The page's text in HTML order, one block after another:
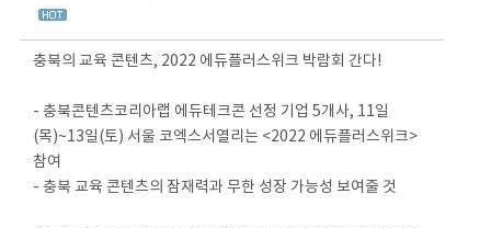
충북의 교육 콘텐츠, 2022 에듀플러스위크 박람회 간다!
- 충북콘텐츠코리아랩 에듀테크콘 선정 기업 5개사, 11일
(목)~13일(토) 서울 코엑스서열리는 <2022 에듀플러스위크>
참여
- 충북 교육 콘텐츠의 잠재력과 무한 성장 가능성 보여줄 것